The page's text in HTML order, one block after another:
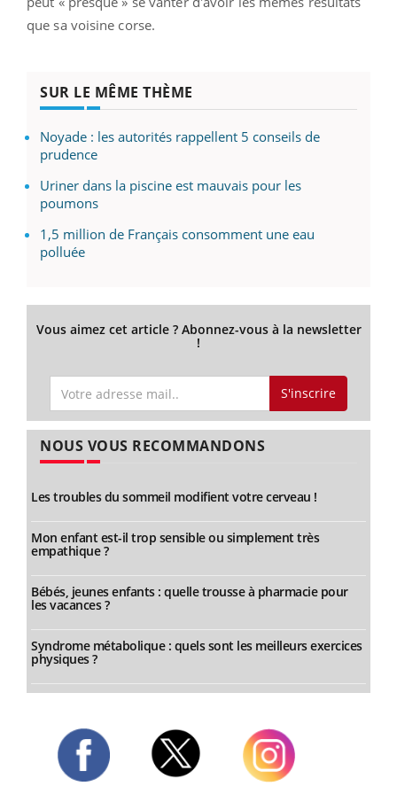
que sa voisine corse.
SUR LE MÊME THÈME
Noyade : les autorités rappellent 5 conseils de
prudence
Uriner dans la piscine est mauvais pour les
poumons
1,5 million de Français consomment une eau
polluée
Vous aimez cet article ? Abonnez-vous à la newsletter
!
S'inscrire
NOUS VOUS RECOMMANDONS
Les troubles du sommeil modifient votre cerveau !
Mon enfant est-il trop sensible ou simplement très
empathique ?
Bébés, jeunes enfants : quelle trousse à pharmacie pour
les vacances ?
Syndrome métabolique : quels sont les meilleurs exercices
physiques ?